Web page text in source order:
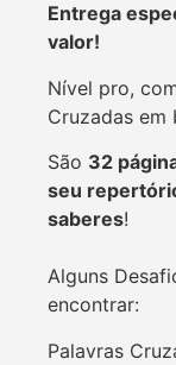
Entrega
valor!
Nível pro,
Cruzadas em
São 32
seu
saberes!
Alguns
encontrar:
Palavras